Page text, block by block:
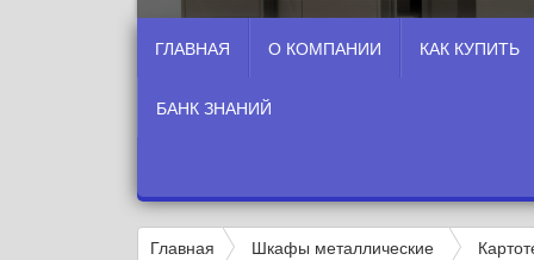
ГЛАВНАЯ О КОМПАНИИ КАК КУПИТЬ
БАНК ЗНАНИЙ
Главная Шкафы металлические